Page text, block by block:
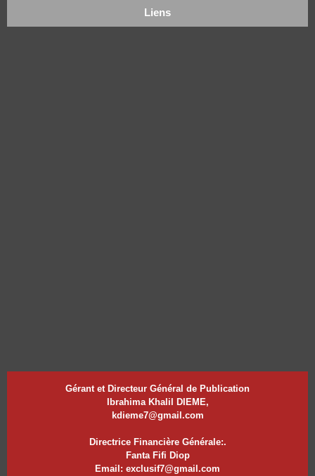
Liens
Gérant et Directeur Général de Publication
Ibrahima Khalil DIEME,
kdieme7@gmail.com
Directrice Financière Générale:.
Fanta Fifi Diop
Email: exclusif7@gmail.com